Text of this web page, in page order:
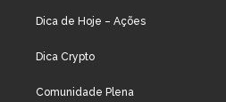
Dica de Hoje – Ações
Dica Crypto
Comunidade Plena